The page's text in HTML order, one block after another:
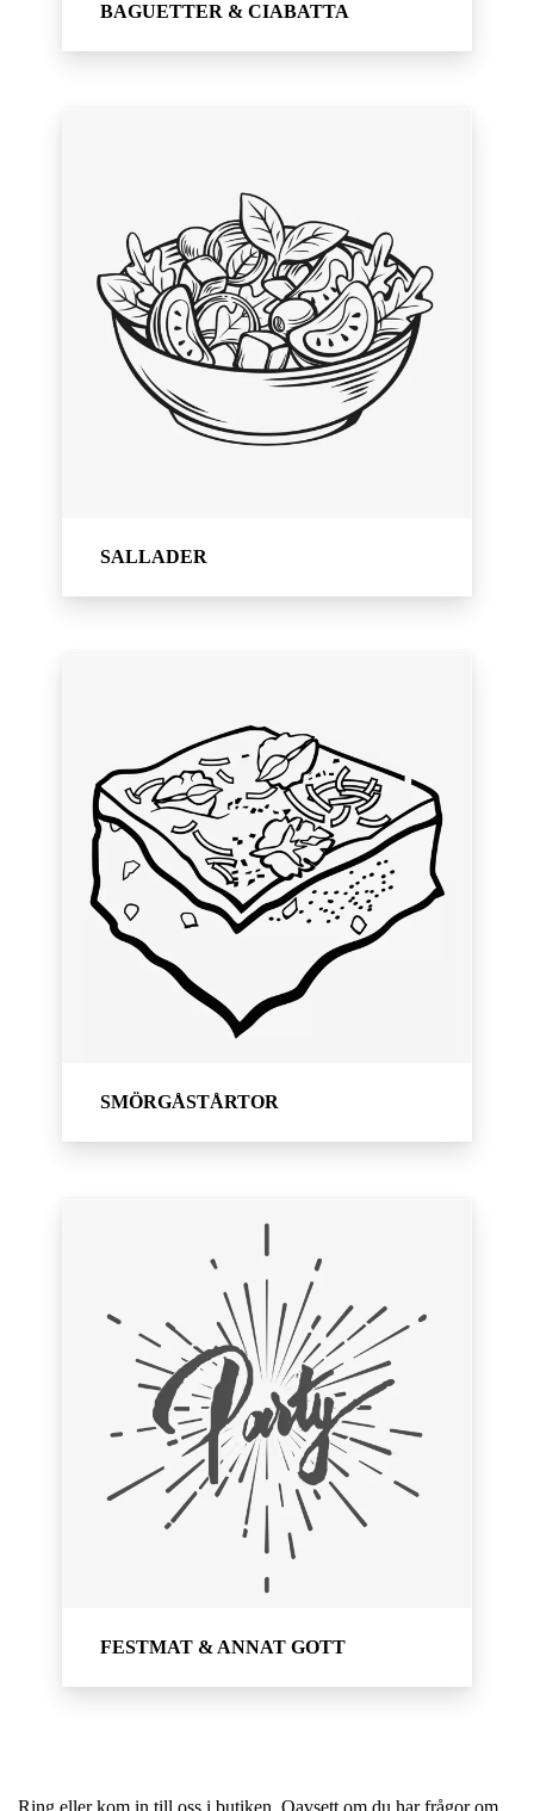
BAGUETTER & CIABATTA
SALLADER
SMÖRGÅSTÅRTOR
FESTMAT & ANNAT GOTT
Ring eller kom in till oss i butiken. Oavsett om du har frågor om